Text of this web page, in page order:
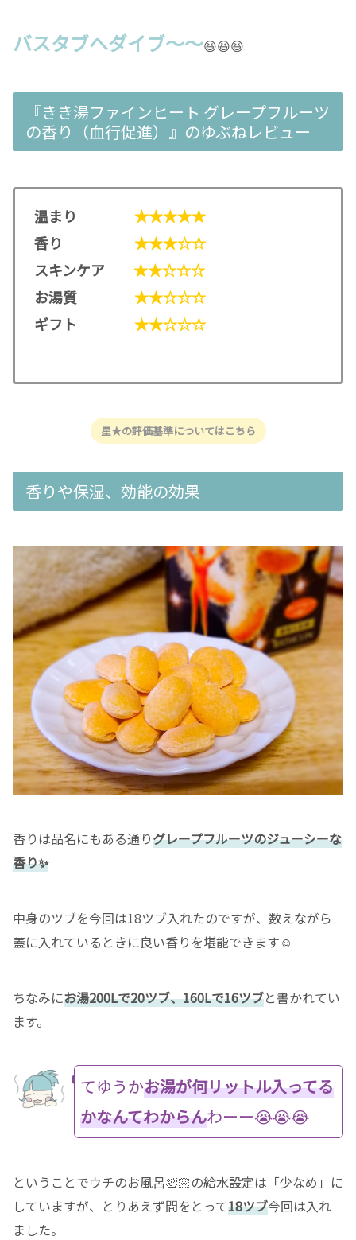
バスタブへダイブ〜〜😆😆😆
『きき湯ファインヒート グレープフルーツ
の香り（血行促進）』のゆぶねレビュー
温まり ★★★★★
香り ★★★☆☆
スキンケア ★★☆☆☆
お湯質 ★★☆☆☆
ギフト ★★☆☆☆
星★の評価基準についてはこちら
香りや保湿、効能の効果
香りは品名にもある通りグレープフルーツのジューシーな
香り✨
中身のツブを今回は18ツブ入れたのですが、数えながら
蓋に入れているときに良い香りを堪能できます☺️
ちなみにお湯200Lで20ツブ、160Lで16ツブと書かれてい
ます。
てゆうかお湯が何リットル入ってる
かなんてわからんわーー😭😭😭
ということでウチのお風呂🛀🏻の給水設定は「少なめ」に
していますが、とりあえず間をとって18ツブ今回は入れ
ました。